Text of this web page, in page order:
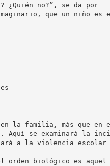
¿Quién no?”, se da por
que un niño es
en la familia, más que en
se examinará la
a la violencia
orden biológico es aquel